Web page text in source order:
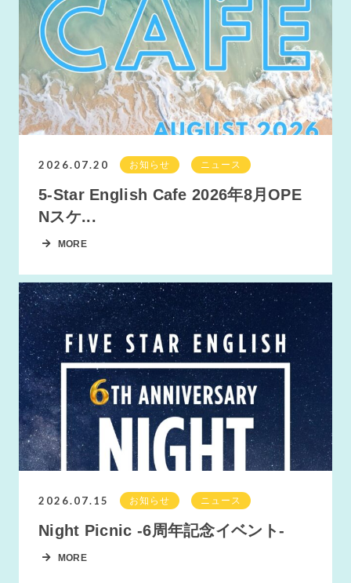
2026.07.20 お知らせ ニュース
5-Star English Cafe 2026年8月OPE
Nスケ...
MORE
2026.07.15 お知らせ ニュース
Night Picnic -6周年記念イベント-
MORE